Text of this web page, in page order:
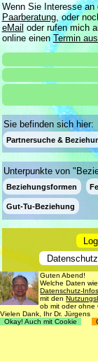
Wenn Sie Interesse an
Paarberatung, oder
eMail oder rufen mich
online einenTermin
Sie befinden sich hier:
Partnersuche &
Unterpunkte von
Beziehungsformen
Gut-Tu-Beziehung
Datenschutz
© 1998 -
Guten Abend!
Welche Daten
Datenschutz-Infos
mit den
ob mit oder ohne
Vielen Dank, Ihr Dr. Jürgens
Okay! Auch mit Cookie